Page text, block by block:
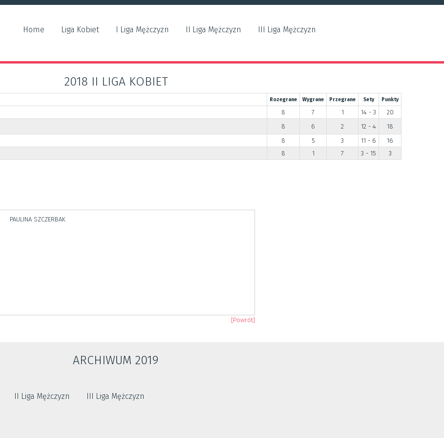
Home Liga Kobiet I Liga Mężczyzn II Liga Mężczyzn III Liga Mężczyzn
2018 II LIGA KOBIET
Rozegrane Wygrane Przegrane Sety Punkty
8 7 1 14 - 3
20
8 6 2 12 - 4
18
8 5 3 11 - 6
16
8 1 7 3 - 15 3
PAULINA SZCZERBAK
[Powrót]
ARCHIWUM 2019
II Liga Mężczyzn III Liga Mężczyzn